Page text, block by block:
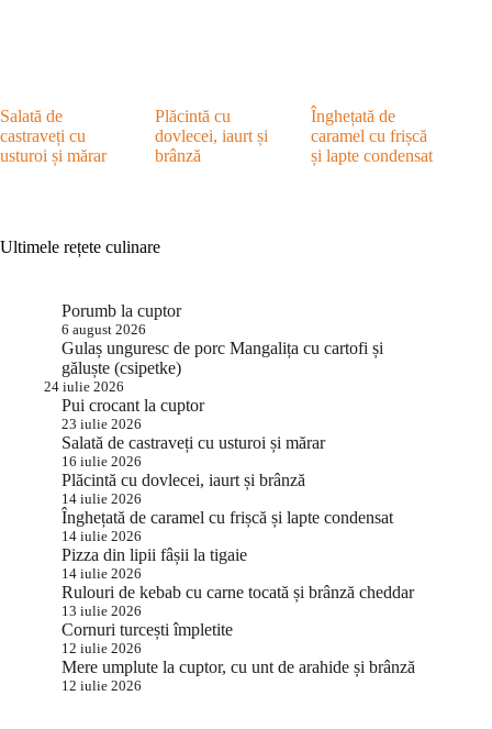
Salată de
castraveți cu
usturoi și mărar
Plăcintă cu
dovlecei, iaurt și
brânză
Înghețată de
caramel cu frișcă
și lapte condensat
Ultimele rețete culinare
Porumb la cuptor
6 august 2026
Gulaș unguresc de porc Mangalița cu cartofi și
găluște (csipetke)
24 iulie 2026
Pui crocant la cuptor
23 iulie 2026
Salată de castraveți cu usturoi și mărar
16 iulie 2026
Plăcintă cu dovlecei, iaurt și brânză
14 iulie 2026
Înghețată de caramel cu frișcă și lapte condensat
14 iulie 2026
Pizza din lipii fâșii la tigaie
14 iulie 2026
Rulouri de kebab cu carne tocată și brânză cheddar
13 iulie 2026
Cornuri turcești împletite
12 iulie 2026
Mere umplute la cuptor, cu unt de arahide și brânză
12 iulie 2026